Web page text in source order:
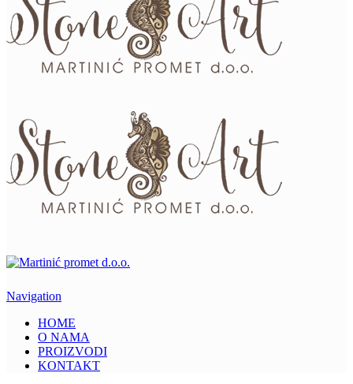
Navigation
HOME
O NAMA
PROIZVODI
KONTAKT